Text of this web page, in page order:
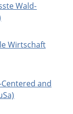
Wald-
Wirtschaft
and